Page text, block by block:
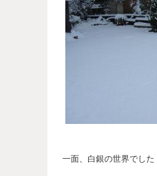
一面、白銀の世界でした